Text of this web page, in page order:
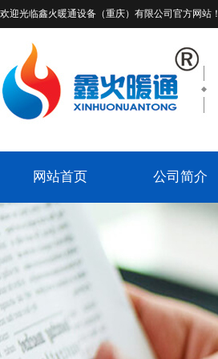
欢迎光临鑫火暖通设备（重庆）有限公司 官方网站！
网站首页 公司简介